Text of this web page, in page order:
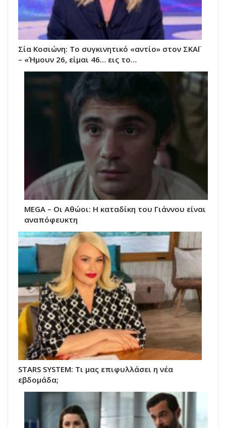
Σία Κοσιώνη: Το συγκινητικό «αντίο» στον ΣΚΑΪ
– «Ήμουν 26, είμαι 46… εις το…
MEGA – Οι Αθώοι: Η καταδίκη του Γιάννου είναι
αναπόφευκτη
STARS SYSTEM: Τι μας επιφυλλάσει η νέα
εβδομάδα;